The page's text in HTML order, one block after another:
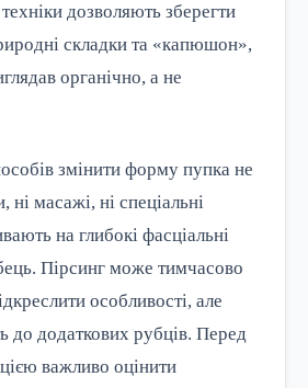
дозволяють зберегти
складки та «капюшон»,
органічно, а не
змінити форму пупка не
масажі, ні спеціальні
на глибокі фасціальні
Пірсинг може тимчасово
особливості, але
до додаткових рубців. Перед
важливо оцінити